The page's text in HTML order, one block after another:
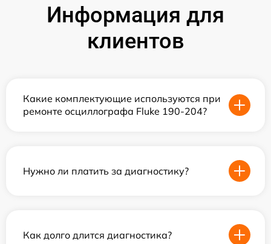
Информация для
клиентов
Какие комплектующие используются при
ремонте осциллографа Fluke 190-204?
Нужно ли платить за диагностику?
Как долго длится диагностика?